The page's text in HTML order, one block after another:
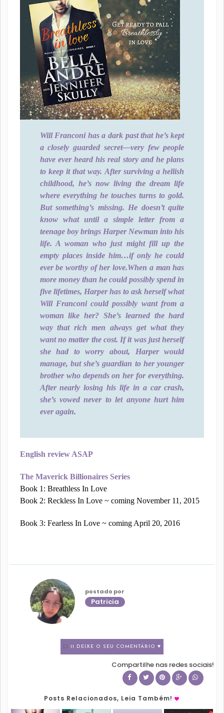
Will Franconi has a dark past that he’s kept
a closely guarded secret―very few people
have ever heard his real story and he plans
to keep it that way. After surviving a hellish
childhood, he’s now living the dream life
where everything he touches turns to gold.
But something’s missing. He doesn’t quite
know what until a simple letter from a
teenage boy brings Harper Newman into his
life. A woman who just might fill up the
empty places inside him…if only he could
ever be worthy of her love.When a man has
more money than he could possibly spend in
five lifetimes, Harper has to ask herself what
Will Franconi could possibly want from a
woman like her? She’s learned the hard
way that rich men always get what they
want no matter the cost. If it was just herself
she had to worry about, Harper would
manage, but she’s guardian to her younger
brother who depends on her for everything.
After nearly losing his life in a car crash,
she’s vowed never to let anyone hurt him
ever again.
English review ASAP
The Maverick Billionaires Series
Book 1: Breathless In Love
Book 2: Reckless In Love ~ coming November 11, 2015
Book 3: Fearless In Love ~ coming April 20, 2016
postado por
Patricia
11 DEIXE O SEU COMENTÁRIO ♥
Compartilhe nas redes sociais!
Posts Relacionados, Leia Também!